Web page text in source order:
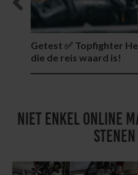
Getest ✅ Topfighter
die de reis waard is!
Previous
NIET ENKEL ONLINE